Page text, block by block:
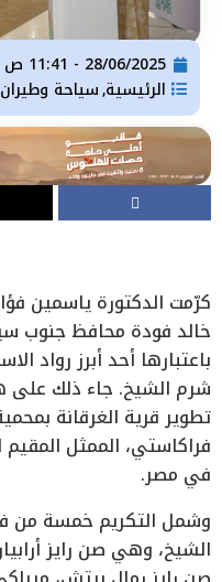
28/06/2025 - 11:41 ص
الرئيسية, سياحة وطيران
كرّمت الدكتورة ياسمين
خالد فودة محافظ جنوب
باعتبارها أحد أبرز رواد
شرم الشيخ. جاء ذلك على
تطوير قرية الغرقانة
فراكاستي، الممثل المقيم
في مصر.
وشمل التكريم خمسة من
الشيخ، وهي صن رايز